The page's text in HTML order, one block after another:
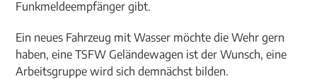
Funkmeldeempfänger gibt.
Ein neues Fahrzeug mit Wasser möchte die Wehr gern
haben, eine TSFW Geländewagen ist der Wunsch, eine
Arbeitsgruppe wird sich demnächst bilden.